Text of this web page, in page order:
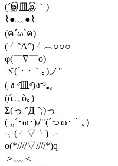
(´இ皿இ｀)
⌇●﹏●⌇
(ฅ´ω`ฅ)
(╯°A°)╯︵○○○
φ(￣∇￣o)
ヾ(´･ ･｀｡)ノ"
( ง ᵒ̌皿ᵒ̌)ง⁼³₌₃
(ó﹏ò｡)
Σ(っ °Д °;)っ
( ,,´･ω･)ﾉ"(´っω･｀｡)
╮(╯▽╰)╭
o(*////▽////*)q
＞﹏＜